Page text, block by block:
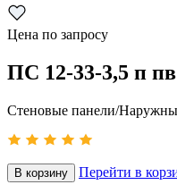
Цена по запросу
ПС 12-33-3,5 п пв
Стеновые панели/
В корзину Перейти в